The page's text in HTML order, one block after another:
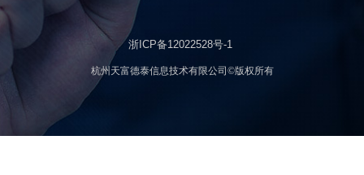
浙ICP备12022528号-1
杭州天富德泰信息技术有限公司©版权所有